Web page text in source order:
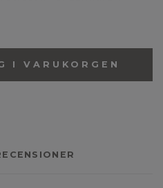
I VARUKORGEN